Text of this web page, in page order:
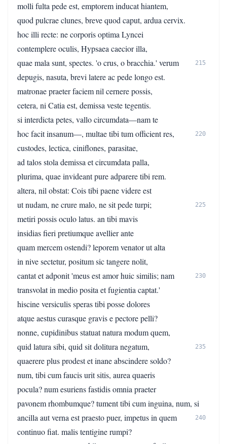
molli fulta pede est, emptorem inducat hiantem,
quod pulcrae clunes, breve quod caput, ardua cervix.
hoc illi recte: ne corporis optima Lyncei
contemplere oculis, Hypsaea caecior illa,
quae mala sunt, spectes. 'o crus, o bracchia.' verum
215
depugis, nasuta, brevi latere ac pede longo est.
matronae praeter faciem nil cernere possis,
cetera, ni Catia est, demissa veste tegentis.
si interdicta petes, vallo circumdata—nam te
hoc facit insanum—, multae tibi tum officient res,
220
custodes, lectica, ciniflones, parasitae,
ad talos stola demissa et circumdata palla,
plurima, quae invideant pure adparere tibi rem.
altera, nil obstat: Cois tibi paene videre est
ut nudam, ne crure malo, ne sit pede turpi;
225
metiri possis oculo latus. an tibi mavis
insidias fieri pretiumque avellier ante
quam mercem ostendi? leporem venator ut alta
in nive sectetur, positum sic tangere nolit,
cantat et adponit 'meus est amor huic similis; nam
230
transvolat in medio posita et fugientia captat.'
hiscine versiculis speras tibi posse dolores
atque aestus curasque gravis e pectore pelli?
nonne, cupidinibus statuat natura modum quem,
quid latura sibi, quid sit dolitura negatum,
235
quaerere plus prodest et inane abscindere soldo?
num, tibi cum faucis urit sitis, aurea quaeris
pocula? num esuriens fastidis omnia praeter
pavonem rhombumque? tument tibi cum inguina, num, si
ancilla aut verna est praesto puer, impetus in quem
240
continuo fiat. malis tentigine rumpi?